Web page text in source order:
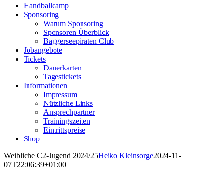
Handballcamp
Sponsoring
Warum Sponsoring
Sponsoren Überblick
Baggerseepiraten Club
Jobangebote
Tickets
Dauerkarten
Tagestickets
Informationen
Impressum
Nützliche Links
Ansprechpartner
Trainingszeiten
Eintrittspreise
Shop
Weibliche C2-Jugend 2024/25Heiko Kleinsorge2024-11-
07T22:06:39+01:00